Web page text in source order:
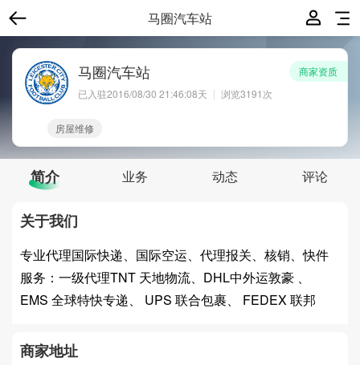
马圈汽车站
商家资质
马圈汽车站
已入驻2016/08/30 21:46:08天 浏览3191次
房屋维修
简介 业务 动态 评论
关于我们
专业代理国际快递、国际空运、代理报关、核销、快件
服务：一级代理TNT 天地物流、DHL中外运敦豪 、
EMS 全球特快专递、 UPS 联合包裹、 FEDEX 联邦
商家地址